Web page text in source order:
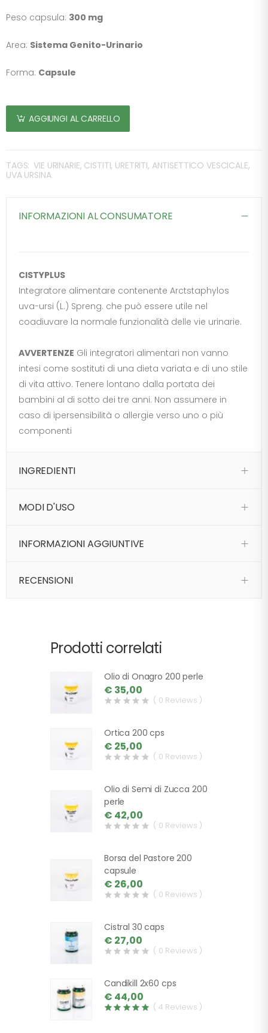
Peso capsula: 300 mg
Area: Sistema Genito-Urinario
Forma: Capsule
AGGIUNGI AL CARRELLO
TAGS: VIE URINARIE, CISTITI, URETRITI, ANTISETTICO VESCICALE,
UVA URSINA
INFORMAZIONI AL CONSUMATORE
CISTYPLUS
Integratore alimentare contenente Arctstaphylos
uva-ursi (L.) Spreng. che può essere utile nel
coadiuvare la normale funzionalità delle vie urinarie.
AVVERTENZE Gli integratori alimentari non vanno
intesi come sostituti di una dieta variata e di uno stile
di vita attivo. Tenere lontano dalla portata dei
bambini al di sotto dei tre anni. Non assumere in
caso di ipersensibilità o allergie verso uno o più
componenti
INGREDIENTI
MODI D'USO
INFORMAZIONI AGGIUNTIVE
RECENSIONI
Prodotti correlati
Olio di Onagro 200 perle
€ 35,00
( 0 Reviews )
Ortica 200 cps
€ 25,00
( 0 Reviews )
Olio di Semi di Zucca 200
perle
€ 42,00
( 0 Reviews )
Borsa del Pastore 200
capsule
€ 26,00
( 0 Reviews )
Cistral 30 caps
€ 27,00
( 0 Reviews )
Candikill 2x60 cps
€ 44,00
( 4 Reviews )